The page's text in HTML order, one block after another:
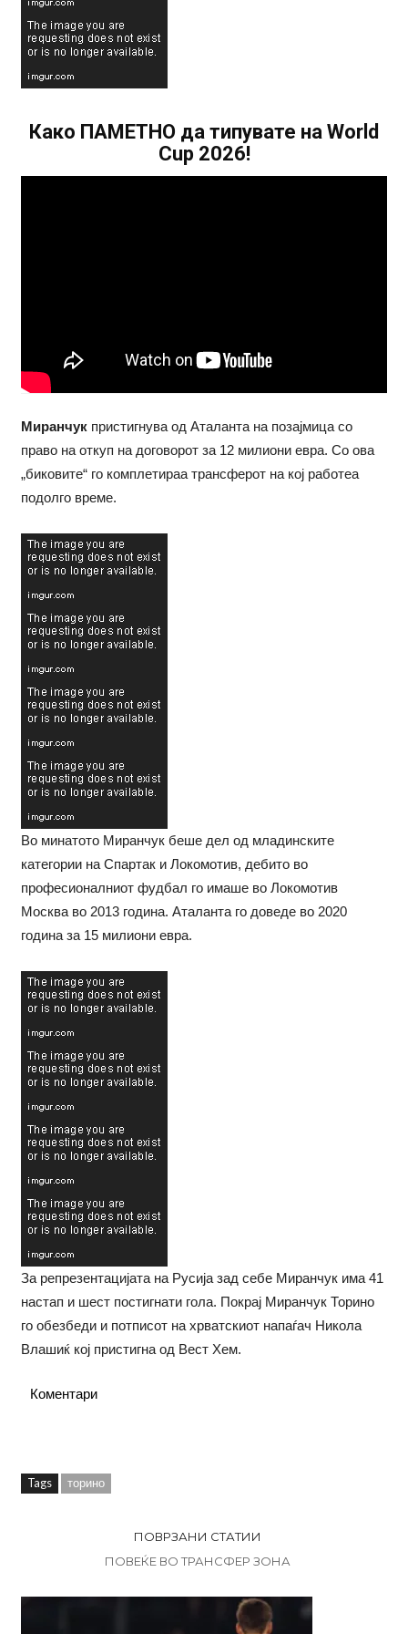
Како ПАМЕТНО да типувате на World
Cup 2026!
Миранчук пристигнува од Аталанта на позајмица со
право на откуп на договорот за 12 милиони евра. Со ова
„биковите“ го комплетираа трансферот на кој работеа
подолго време.
Во минатото Миранчук беше дел од младинските
категории на Спартак и Локомотив, дебито во
професионалниот фудбал го имаше во Локомотив
Москва во 2013 година. Аталанта го доведе во 2020
година за 15 милиони евра.
За репрезентацијата на Русија зад себе Миранчук има 41
настап и шест постигнати гола. Покрај Миранчук Торино
го обезбеди и потписот на хрватскиот напаѓач Никола
Влашиќ кој пристигна од Вест Хем.
Коментари
Tags торино
ПОВРЗАНИ СТАТИИ
ПОВЕЌЕ ВО ТРАНСФЕР ЗОНА